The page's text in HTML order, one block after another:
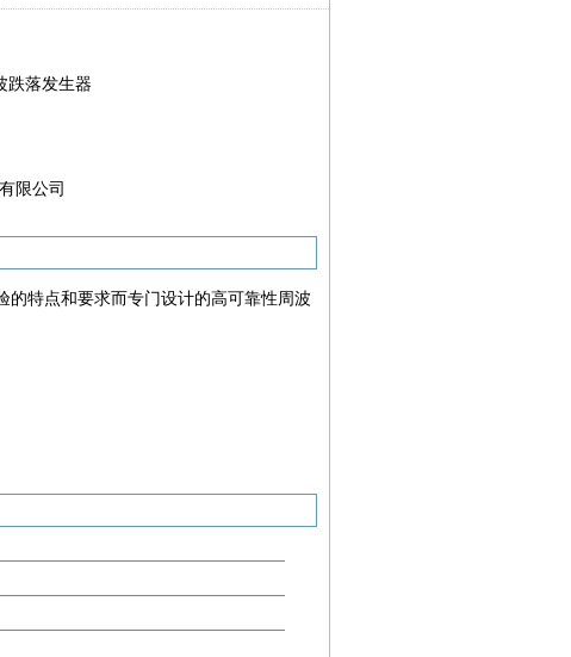
跌落发生器
限公司
的特点和要求而专门设计的高可靠性周波